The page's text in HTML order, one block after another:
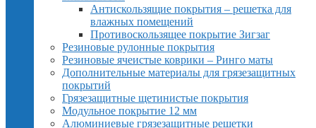
Антискользящие покрытия – решетка для
влажных помещений
Противоскользящее покрытие Зигзаг
Резиновые рулонные покрытия
Резиновые ячеистые коврики – Ринго маты
Дополнительные материалы для грязезащитных
покрытий
Грязезащитные щетинистые покрытия
Модульное покрытие 12 мм
Алюминиевые грязезащитные решетки